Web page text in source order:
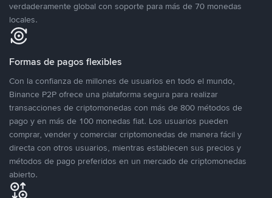
verdaderamente global con soporte para más de 70 monedas
locales.
Formas de pagos flexibles
Con la confianza de millones de usuarios en todo el mundo,
Binance P2P ofrece una plataforma segura para realizar
transacciones de criptomonedas con más de 800 métodos de
pago y en más de 100 monedas fiat. Los usuarios pueden
comprar, vender y comerciar criptomonedas de manera fácil y
directa con otros usuarios, mientras establecen sus precios y
métodos de pago preferidos en un mercado de criptomonedas
abierto.